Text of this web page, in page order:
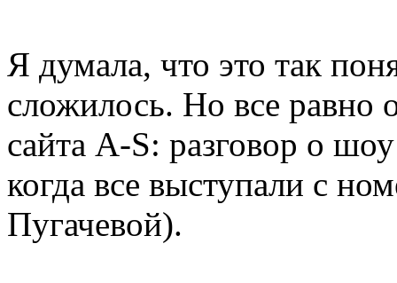
Я думала, что это так
сложилось. Но все равно
сайта A-S: разговор о
когда все выступали с
Пугачевой).